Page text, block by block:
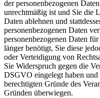
der personenbezogenen
unrechtmäßig ist und Sie die
Daten ablehnen und
personenbezogenen Daten
personenbezogenen Daten
länger benötigt, Sie diese
oder Verteidigung von
Sie Widerspruch gegen die
DSGVO eingelegt haben
berechtigten Gründe des
Gründen überwiegen.